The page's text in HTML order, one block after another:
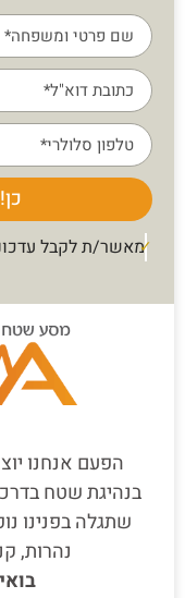
מאשר/ת לקבל
הפעם אנחנו
בנהיגת שטח
שתגלה בפנינו
נהרות,